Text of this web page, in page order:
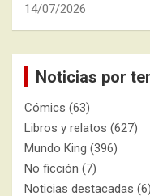
14/07/2026
Noticias por
Cómics (63)
Libros y relatos (627)
Mundo King (396)
No ficción (7)
Noticias destacadas (6)